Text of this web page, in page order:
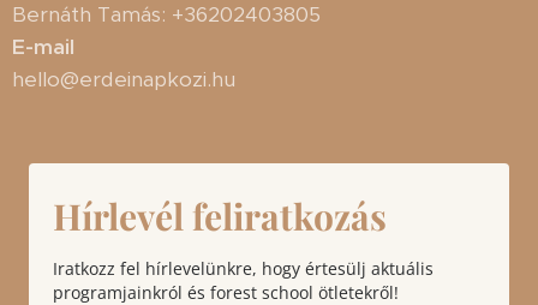
Bernáth Tamás: +36202403805
E-mail
hello@erdeinapkozi.hu
Hírlevél feliratkozás
Iratkozz fel hírlevelünkre, hogy értesülj aktuális
programjainkról és forest school ötletekről!